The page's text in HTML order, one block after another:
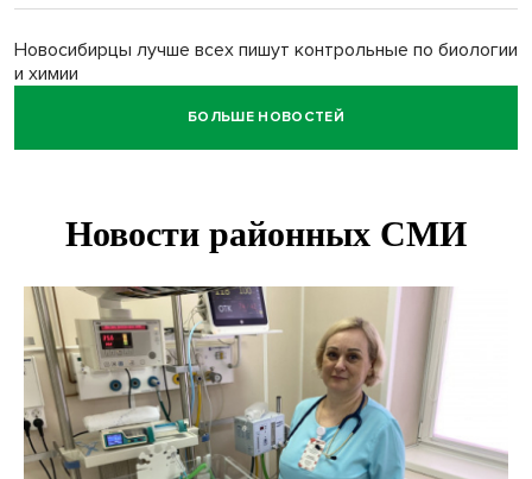
Новосибирцы лучше всех пишут контрольные по биологии
и химии
Нейросеть для диагностики депрессии в крови создали в
Двум бойцам СВО после минно-взрывной травмы
Персидский ковер «108 шахов» впервые вывезли из музея
Востока в Новосибирск
Актриса из Новосибирска Евгения Туркова сыграла мать
в сериале «Малой»
БОЛЬШЕ НОВОСТЕЙ